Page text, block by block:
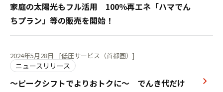
家庭の太陽光もフル活用 100％再エネ「ハマでん
ちプラン」等の販売を開始！
～ピークシフトでよりおトクに～ でんき代だけ
2024年5月28日 [低圧サービス（首都圏）]
ニュースリリース